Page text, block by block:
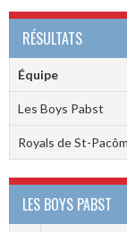
RÉSULTATS
Équipe
Les Boys Pabst
Royals de St-
LES BOYS PABST